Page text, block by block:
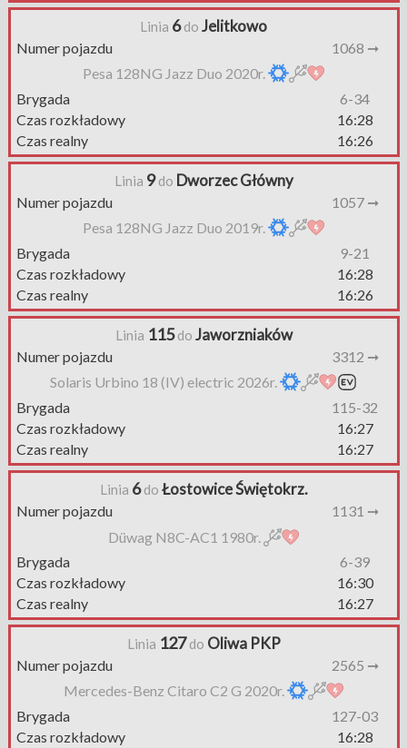
Linia 6do Jelitkowo
Numer pojazdu
1068 ➞
Pesa 128NG Jazz Duo 2020r.
Brygada
6-34
Czas rozkładowy
16:28
Czas realny
16:26
Linia 9do Dworzec Główny
Numer pojazdu
1057 ➞
Pesa 128NG Jazz Duo 2019r.
Brygada
9-21
Czas rozkładowy
16:28
Czas realny
16:26
Linia 115do Jaworzniaków
Numer pojazdu
3312 ➞
Solaris Urbino 18 (IV) electric 2026r.
Brygada
115-32
Czas rozkładowy
16:27
Czas realny
16:27
Linia 6do Łostowice Świętokrz.
Numer pojazdu
1131 ➞
Düwag N8C-AC1 1980r.
Brygada
6-39
Czas rozkładowy
16:30
Czas realny
16:27
Linia 127do Oliwa PKP
Numer pojazdu
2565 ➞
Mercedes-Benz Citaro C2 G 2020r.
Brygada
127-03
Czas rozkładowy
16:28